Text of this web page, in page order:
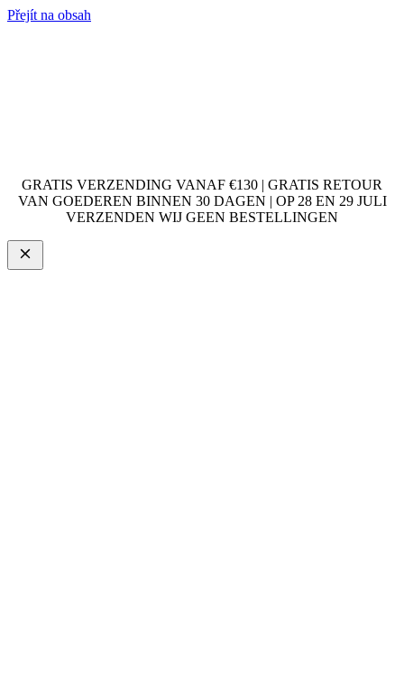
Přejít na obsah
GRATIS VERZENDING VANAF €130 | GRATIS RETOUR
VAN GOEDEREN BINNEN 30 DAGEN | OP 28 EN 29 JULI
VERZENDEN WIJ GEEN BESTELLINGEN